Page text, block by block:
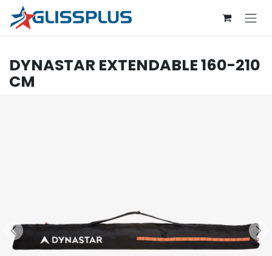
Se rendre au contenu
DYNASTAR EXTENDABLE 160-210
CM